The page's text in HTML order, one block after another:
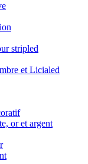
stripled
et Licialed
or et argent